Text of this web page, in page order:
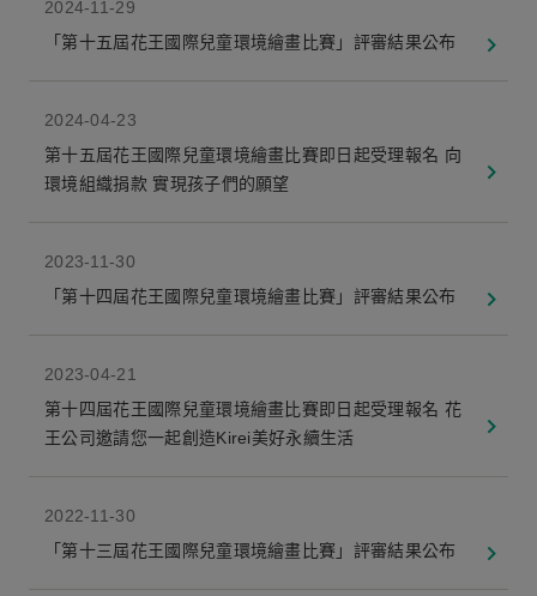
2024-11-29
「第十五屆花王國際兒童環境繪畫比賽」評審結果公布
2024-04-23
第十五屆花王國際兒童環境繪畫比賽即日起受理報名 向
環境組織捐款 實現孩子們的願望
2023-11-30
「第十四屆花王國際兒童環境繪畫比賽」評審結果公布
2023-04-21
第十四屆花王國際兒童環境繪畫比賽即日起受理報名 花
王公司邀請您一起創造Kirei美好永續生活
2022-11-30
「第十三屆花王國際兒童環境繪畫比賽」評審結果公布